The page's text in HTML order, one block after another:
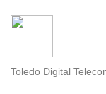
Toledo Digital